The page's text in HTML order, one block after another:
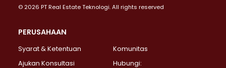
© 2026 PT Real Estate Teknologi. All rights reserved
PERUSAHAAN
Syarat & Ketentuan
Komunitas
Ajukan Konsultasi
Hubungi: